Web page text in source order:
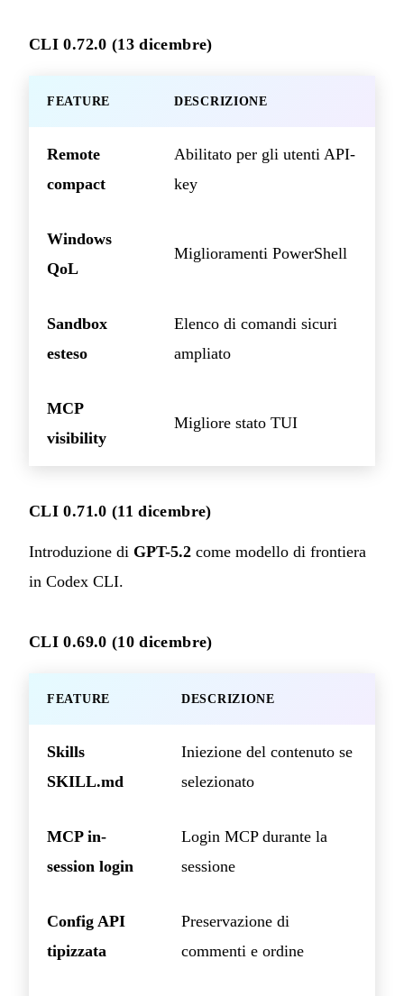
CLI 0.72.0 (13 dicembre)
FEATURE DESCRIZIONE
Remote
compact
Abilitato per gli utenti API-
key
Windows
QoL
Miglioramenti PowerShell
Sandbox
esteso
Elenco di comandi sicuri
ampliato
MCP
visibility
Migliore stato TUI
CLI 0.71.0 (11 dicembre)
Introduzione di GPT-5.2 come modello di frontiera
in Codex CLI.
CLI 0.69.0 (10 dicembre)
FEATURE DESCRIZIONE
Skills
SKILL.md
Iniezione del contenuto se
selezionato
MCP in-
session login
Login MCP durante la
sessione
Config API
tipizzata
Preservazione di
commenti e ordine